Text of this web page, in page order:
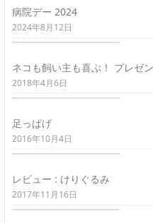
病院デー 2024
2024年8月12日
ネコも飼い主も喜ぶ！ プレゼ
2018年4月6日
足っぱげ
2016年10月4日
レビュー : けりぐるみ
2017年11月16日